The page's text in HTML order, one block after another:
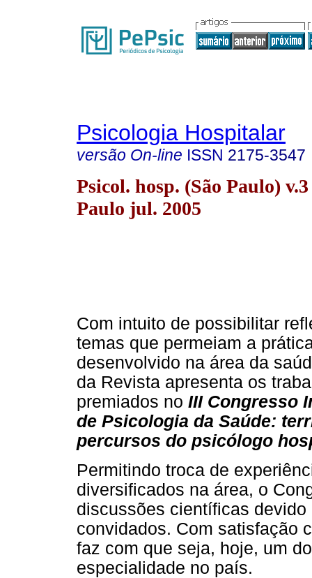
Psicologia Hospitalar
versão On-line ISSN 2175-3547
Psicol. hosp. (São Paulo)
Paulo jul. 2005
Com intuito de possibilitar
temas que permeiam a
desenvolvido na área da
da Revista apresenta os
premiados no III Congresso
de Psicologia da Saúde:
percursos do psicólogo
Permitindo troca de
diversificados na área, o
discussões científicas
convidados. Com satisfação
faz com que seja, hoje, um
especialidade no país.